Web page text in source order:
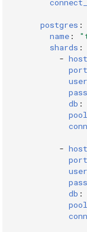
postgres :
name :
shards :
- host
port
user
db :
- host
port
user
db :